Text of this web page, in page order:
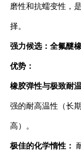
磨性和抗蠕变性，
择。
强力候选：全氟醚
优势：
橡胶弹性与极致耐
强的耐高温性（长
高）。
极佳的化学惰性：